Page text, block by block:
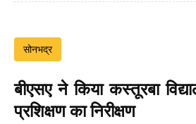
सोनभद्र
बीएसए ने किया कस्तूरबा
प्रशिक्षण का निरीक्षण